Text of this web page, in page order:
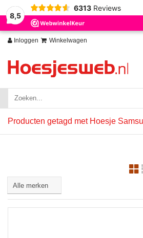
8,5
6313 Reviews
Inloggen Winkelwagen
Producten getagd met Hoesje
Wij slaan cookies op om onze website te
Nee